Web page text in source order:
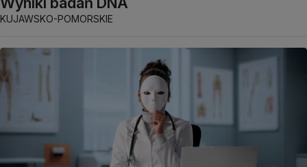
KUJAWSKO-POMORSKIE